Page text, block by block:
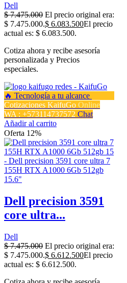
Dell
$7.475.000 El precio original era:
$ 7.475.000.$ 6.083.500El precio
actual es: $ 6.083.500.
Cotiza ahora y recibe asesoría
personalizada y Precios
especiales.
Cotizaciones KaifuGo Online
WA : +573114737572 Chat
Añadir al carrito
Oferta 12%
Dell precision 3591
core ultra...
Dell
$7.475.000 El precio original era:
$ 7.475.000.$ 6.612.500El precio
actual es: $ 6.612.500.